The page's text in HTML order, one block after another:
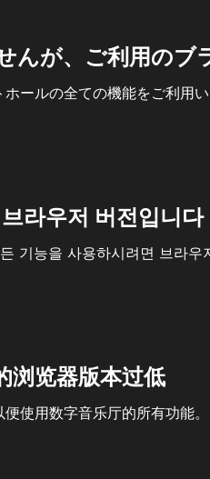
んが、ご利用のブ
ールの全ての機能をご利用
라우저 버전입니다
기능을 사용하시려면 브라
浏览器版本过低
使用数字音乐厅的所有功能。